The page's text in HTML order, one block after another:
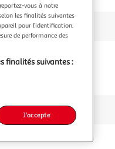
vous à notre
les finalités suivantes
pour l’identification.
de performance des
finalités suivantes :
J'accepte